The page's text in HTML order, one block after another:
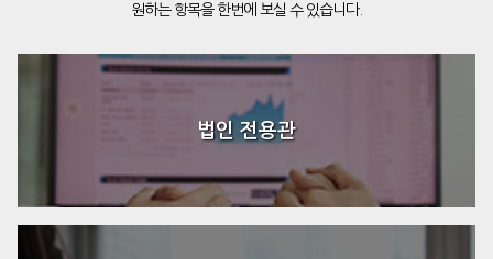
원하는 항목을 한번에 보실 수 있습니다.
법인 전용관